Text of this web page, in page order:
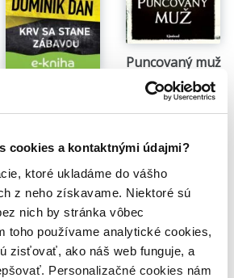
cookies a kontaktnými údajmi?
ktoré ukladáme do vášho
z neho získavame. Niektoré sú
nich by stránka vôbec
toho používame analytické cookies,
zisťovať, ako náš web funguje, a
Personalizačné cookies nám
Puncovaný muž
29,15€
Filtrovať